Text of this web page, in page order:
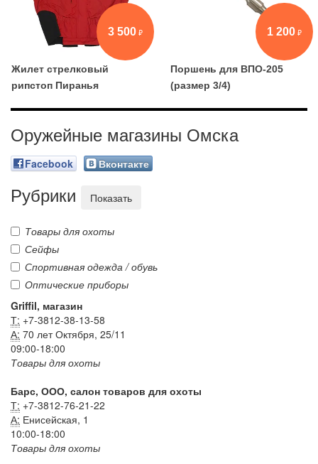
3 500
Жилет стрелковый
рипстоп Пиранья
1 200
Поршень для ВПО-205
(размер 3/4)
Оружейные магазины Омска
Facebook Вконтакте
Рубрики Показать
Товары для охоты
Сейфы
Спортивная одежда / обувь
Оптические приборы
Griffil, магазин
Т: +7-3812-38-13-58
А: 70 лет Октября, 25/11
09:00-18:00
Товары для охоты
Барс, ООО, салон товаров для охоты
Т: +7-3812-76-21-22
А: Енисейская, 1
10:00-18:00
Товары для охоты